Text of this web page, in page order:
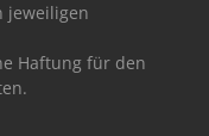
jeweiligen
Haftung für den